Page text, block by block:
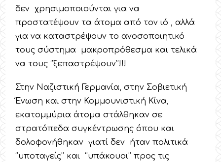
δεν χρησιμοποιούνται για να
προστατέψουν τα άτομα από τον ιό , αλλά
για να καταστρέψουν το ανοσοποιητικό
τους σύστημα μακροπρόθεσμα και τελικά
να τους ‘’ξεπαστρέψουν’’!!!
Στην Ναζιστική Γερμανία, στην Σοβιετική
Ένωση και στην Κομμουνιστική Κίνα,
εκατομμύρια άτομα στάλθηκαν σε
στρατόπεδα συγκέντρωσης όπου και
δολοφονήθηκαν γιατί δεν ήταν πολιτικά
‘’υποταγείς’’ και ‘’υπάκουοι’’ προς τις